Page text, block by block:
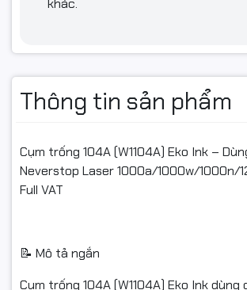
khác.
Thông tin sản phẩm
Cụm trống 104A (W1104A) Eko Ink –
Neverstop Laser 1000a/1000w/1000n/
Full VAT
📝 Mô tả ngắn
Cụm trống 104A (W1104A) Eko Ink dùng
✅ Sản phẩm do Ngọc Thọ Computer cung
✅ Trước khi xuất kho đều kiểm tra ngoại
thận.
✅ Hàng bán ra có xuất hoá đơn VAT đầy đủ
📦 ĐIỀU KIỆN HOÀN HÀNG (📦)
Sản phẩm móp méo, nứt vỡ, hư hỏng do
Giao nhầm mẫu, thiếu hàng